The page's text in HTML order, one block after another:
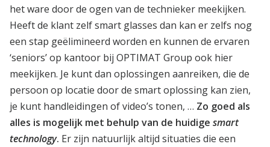
het ware door de ogen van de technieker meekijken.
Heeft de klant zelf smart glasses dan kan er zelfs nog
een stap geëlimineerd worden en kunnen de ervaren
‘seniors’ op kantoor bij OPTIMAT Group ook hier
meekijken. Je kunt dan oplossingen aanreiken, die de
persoon op locatie door de smart oplossing kan zien,
je kunt handleidingen of video’s tonen, … Zo goed als
alles is mogelijk met behulp van de huidige smart
technology. Er zijn natuurlijk altijd situaties die een